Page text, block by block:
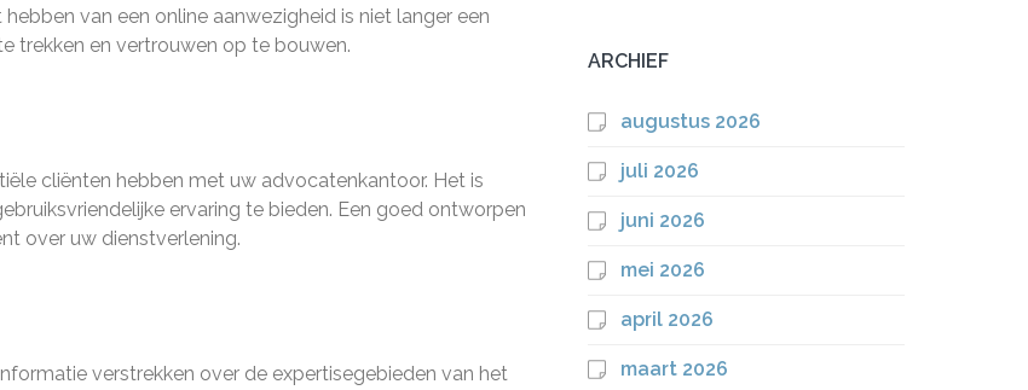
van een online aanwezigheid is niet langer een
trekken en vertrouwen op te bouwen.
cliënten hebben met uw advocatenkantoor. Het is
ervaring te bieden. Een goed ontworpen
over uw dienstverlening.
verstrekken over de expertisegebieden van het
ARCHIEF
augustus 2026
juli 2026
juni 2026
mei 2026
april 2026
maart 2026